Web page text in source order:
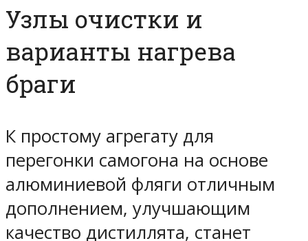
Узлы очистки и
варианты нагрева
браги
К простому агрегату для
перегонки самогона на основе
алюминиевой фляги отличным
дополнением, улучшающим
качество дистиллята, станет